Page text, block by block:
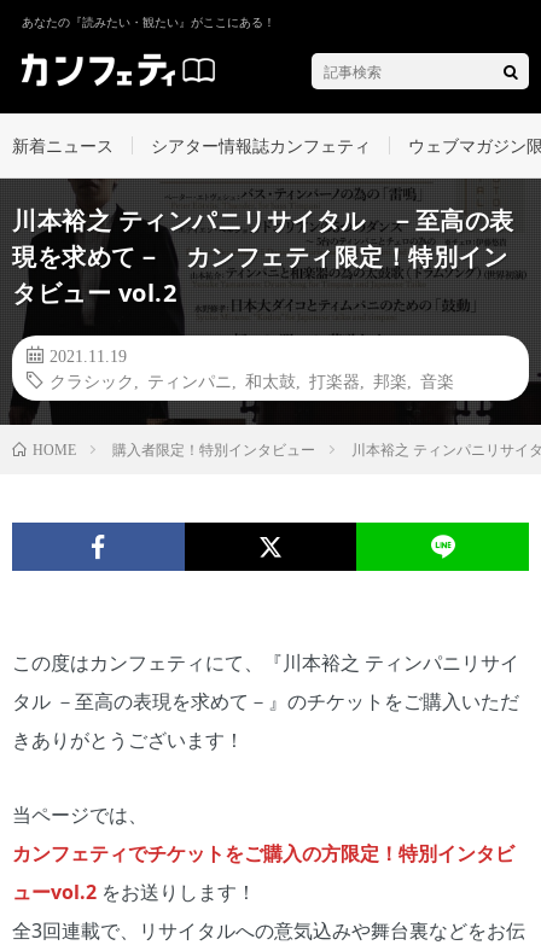
あなたの『読みたい・観たい』がここにある！
新着ニュース シアター情報誌カンフェティ ウェブマガジン
川本裕之 ティンパニリサイタル －至高の表
現を求めて－ カンフェティ限定！特別イン
タビュー vol.2
2021.11.19
クラシック
ティンパニ 和太鼓 打楽器 邦楽 音楽
HOME 購入者限定！特別インタビュー 川本裕之 ティンパニリサ
この度はカンフェティにて、『川本裕之 ティンパニリサイ
タル －至高の表現を求めて－』のチケットをご購入いただ
きありがとうございます！
当ページでは、
カンフェティでチケットをご購入の方限定！特別インタビ
ューvol.2 をお送りします！
全3回連載で、リサイタルへの意気込みや舞台裏などをお伝